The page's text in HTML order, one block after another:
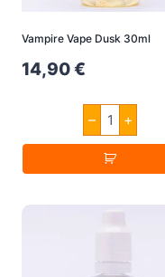
Vampire Vape Dusk 30ml
14,90€
–
Vampire
Vape
Dusk
30ml
Menge
+